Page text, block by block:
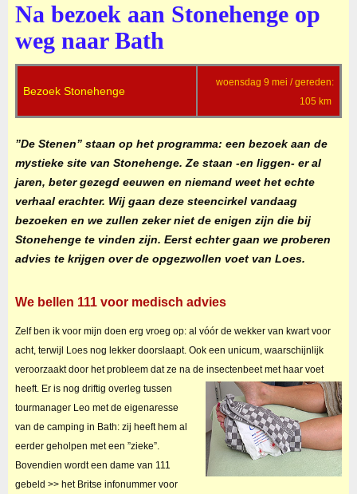
Na bezoek aan Stonehenge op
weg naar Bath
Bezoek Stonehenge
woensdag 9 mei / gereden:
105 km
”De Stenen” staan op het programma: een bezoek aan de
mystieke site van Stonehenge. Ze staan -en liggen- er al
jaren, beter gezegd eeuwen en niemand weet het echte
verhaal erachter. Wij gaan deze steencirkel vandaag
bezoeken en we zullen zeker niet de enigen zijn die bij
Stonehenge te vinden zijn. Eerst echter gaan we proberen
advies te krijgen over de opgezwollen voet van Loes.
We bellen 111 voor medisch advies
Zelf ben ik voor mijn doen erg vroeg op: al vóór de wekker van kwart voor
acht, terwijl Loes nog lekker doorslaapt. Ook een unicum, waarschijnlijk
veroorzaakt door het probleem dat ze na de insectenbeet met haar voet
heeft. Er is nog driftig overleg tussen
tourmanager Leo met de eigenaresse
van de camping in Bath: zij heeft hem al
eerder geholpen met een ”zieke”.
Bovendien wordt een dame van 111
gebeld >> het Britse infonummer voor